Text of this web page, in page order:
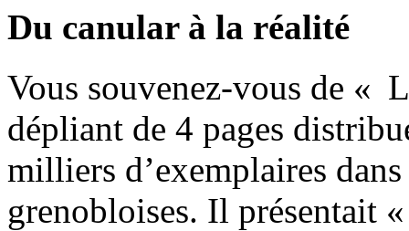
Du canular à la réalité
Vous souvenez-vous de «
dépliant de 4 pages
milliers d’exemplaires
grenobloises. Il présentait